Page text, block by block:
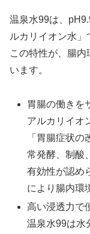
温泉水99は、
ルカリイオン水」
この特性が、腸
います。
胃腸の働きを
アルカリイオ
「胃腸症状
常発酵、制酸
有効性が認め
により腸内環
高い浸透力で
温泉水99は水